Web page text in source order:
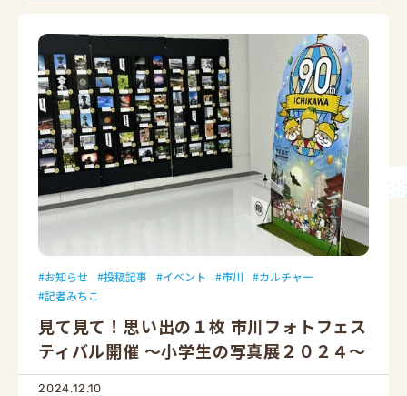
お知らせ 投稿記事 イベント 市川
カルチャー
記者みちこ
見て見て！思い出の１枚 市川フォトフェス
ティバル開催 ～小学生の写真展２０２４～
2024.12.10